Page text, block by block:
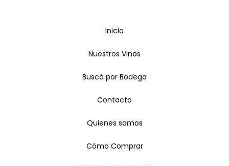
Inicio
Nuestros Vinos
Buscá por Bodega
Contacto
Quienes somos
Cómo Comprar